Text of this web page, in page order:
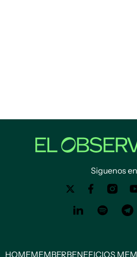
Siguenos
HOMEMEMBERBENEFICIOS